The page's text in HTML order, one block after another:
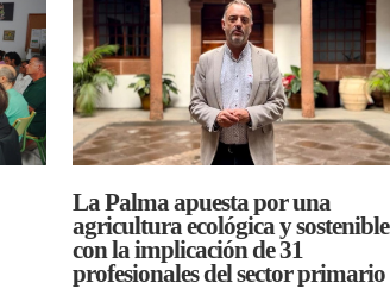
La Palma apuesta por una
agricultura ecológica y sostenible
con la implicación de 31
profesionales del sector primario